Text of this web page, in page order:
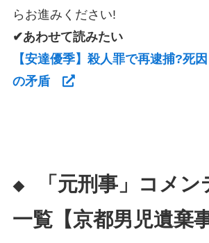
らお進みください!
✔あわせて読みたい
【安達優季】殺人罪で再逮捕?死
の矛盾
◆
「元刑事」コメ
一覧【京都男児遺棄